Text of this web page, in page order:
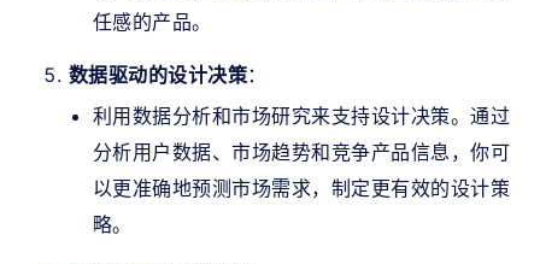
任感的产品。
数据驱动的设计决策：
利用数据分析和市场研究来支持设计决策。通过
分析用户数据、市场趋势和竞争产品信息，你可
以更准确地预测市场需求，制定更有效的设计策
略。